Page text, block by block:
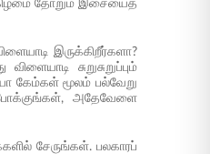
தோறும் இசையைத்
இருக்கிறீர்களா?
சுறுசுறுப்பும்
கேம்கள் மூலம் பல்வேறு
அதேவேளை
சேருங்கள். பலகாரப்